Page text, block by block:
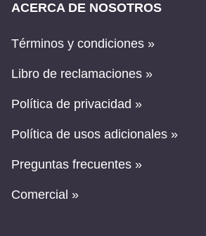
ACERCA DE NOSOTROS
Términos y condiciones »
Libro de reclamaciones »
Política de privacidad »
Política de usos adicionales »
Preguntas frecuentes »
Comercial »